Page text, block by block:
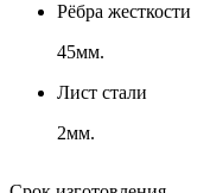
Рёбра жесткости
45мм.
Лист стали
2мм.